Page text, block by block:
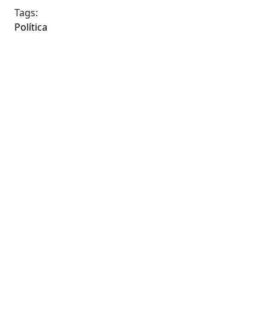
Tags:
Política